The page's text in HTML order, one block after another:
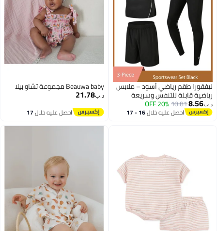
ليفقورا طقم رياضي أسود – ملابس
رياضية قابلة للتنفس وسريعة
الجفاف مناسبة للاستخدام اليومي،
الجري، اليوغا، التمارين، كرة السلة
د.ب‏8.56
10.81
20% OFF
احصل عليه خلال 16 - 17
Beauwa baby مجموعة تشاو بيلا
د.ب‏21.78
احصل عليه خلال17